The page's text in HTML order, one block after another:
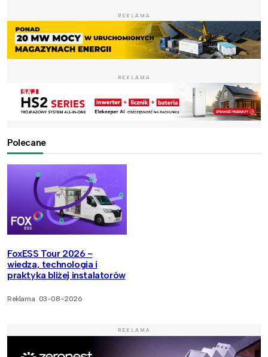
REKLAMA
REKLAMA
Polecane
FoxESS Tour 2026 -
wiedza, technologia i
praktyka bliżej instalatorów
Reklama 03-08-2026
REKLAMA